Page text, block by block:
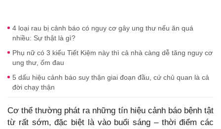
4 loại rau bị cảnh báo có nguy cơ gây ung thư nếu ăn quá
nhiều: Sự thật là gì?
Phụ nữ có 3 kiểu Tiết Kiệm này thì cả nhà càng dễ tăng nguy cơ
ung thư, ốm đau
5 dấu hiệu cảnh báo suy thận giai đoạn đầu, cứ chủ quan là cả
đời chạy thận
Cơ thể thường phát ra những tín hiệu cảnh báo bệnh tật
từ rất sớm, đặc biệt là vào buổi sáng – thời điểm các